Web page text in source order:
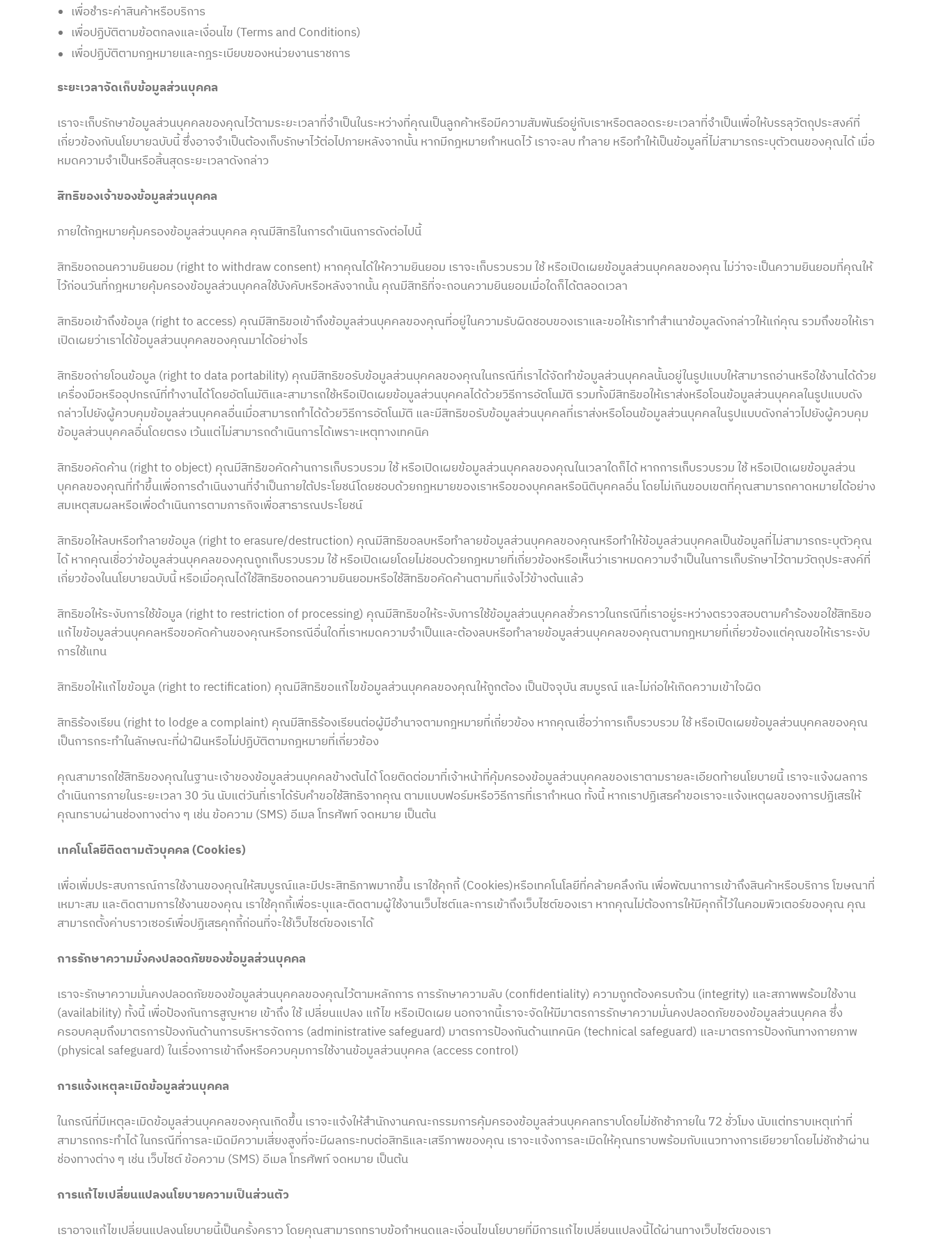
เพื่อชำระค่าสินค้าหรือบริการ
เพื่อปฏิบัติตามข้อตกลงและเงื่อนไข (Terms and Conditions)
เพื่อปฏิบัติตามกฎหมายและกฎระเบียบของหน่วยงานราชการ
ระยะเวลาจัดเก็บข้อมูลส่วนบุคคล
เราจะเก็บรักษาข้อมูลส่วนบุคคลของคุณไว้ตามระยะเวลาที่จำเป็นในระหว่างที่คุณเป็นลูกค้าหรือมีความสัมพันธ์อยู่กับเราหรือตลอดระยะเวลาที่จำเป็นเพื่อให้บรรลุวัตถุประสงค์ที่
เกี่ยวข้องกับนโยบายฉบับนี้ ซึ่งอาจจำเป็นต้องเก็บรักษาไว้ต่อไปภายหลังจากนั้น หากมีกฎหมายกำหนดไว้ เราจะลบ ทำลาย หรือทำให้เป็นข้อมูลที่ไม่สามารถระบุตัวตนของคุณได้ เมื่อ
หมดความจำเป็นหรือสิ้นสุดระยะเวลาดังกล่าว
สิทธิของเจ้าของข้อมูลส่วนบุคคล
ภายใต้กฎหมายคุ้มครองข้อมูลส่วนบุคคล คุณมีสิทธิในการดำเนินการดังต่อไปนี้
สิทธิขอถอนความยินยอม (right to withdraw consent) หากคุณได้ให้ความยินยอม เราจะเก็บรวบรวม ใช้ หรือเปิดเผยข้อมูลส่วนบุคคลของคุณ ไม่ว่าจะเป็นความยินยอมที่คุณให้
ไว้ก่อนวันที่กฎหมายคุ้มครองข้อมูลส่วนบุคคลใช้บังคับหรือหลังจากนั้น คุณมีสิทธิที่จะถอนความยินยอมเมื่อใดก็ได้ตลอดเวลา
สิทธิขอเข้าถึงข้อมูล (right to access) คุณมีสิทธิขอเข้าถึงข้อมูลส่วนบุคคลของคุณที่อยู่ในความรับผิดชอบของเราและขอให้เราทำสำเนาข้อมูลดังกล่าวให้แก่คุณ รวมถึงขอให้เรา
เปิดเผยว่าเราได้ข้อมูลส่วนบุคคลของคุณมาได้อย่างไร
สิทธิขอถ่ายโอนข้อมูล (right to data portability) คุณมีสิทธิขอรับข้อมูลส่วนบุคคลของคุณในกรณีที่เราได้จัดทำข้อมูลส่วนบุคคลนั้นอยู่ในรูปแบบให้สามารถอ่านหรือใช้งานได้ด้วย
เครื่องมือหรืออุปกรณ์ที่ทำงานได้โดยอัตโนมัติและสามารถใช้หรือเปิดเผยข้อมูลส่วนบุคคลได้ด้วยวิธีการอัตโนมัติ รวมทั้งมีสิทธิขอให้เราส่งหรือโอนข้อมูลส่วนบุคคลในรูปแบบดัง
กล่าวไปยังผู้ควบคุมข้อมูลส่วนบุคคลอื่นเมื่อสามารถทำได้ด้วยวิธีการอัตโนมัติ และมีสิทธิขอรับข้อมูลส่วนบุคคลที่เราส่งหรือโอนข้อมูลส่วนบุคคลในรูปแบบดังกล่าวไปยังผู้ควบคุม
ข้อมูลส่วนบุคคลอื่นโดยตรง เว้นแต่ไม่สามารถดำเนินการได้เพราะเหตุทางเทคนิค
สิทธิขอคัดค้าน (right to object) คุณมีสิทธิขอคัดค้านการเก็บรวบรวม ใช้ หรือเปิดเผยข้อมูลส่วนบุคคลของคุณในเวลาใดก็ได้ หากการเก็บรวบรวม ใช้ หรือเปิดเผยข้อมูลส่วน
บุคคลของคุณที่ทำขึ้นเพื่อการดำเนินงานที่จำเป็นภายใต้ประโยชน์โดยชอบด้วยกฎหมายของเราหรือของบุคคลหรือนิติบุคคลอื่น โดยไม่เกินขอบเขตที่คุณสามารถคาดหมายได้อย่าง
สมเหตุสมผลหรือเพื่อดำเนินการตามภารกิจเพื่อสาธารณประโยชน์
สิทธิขอให้ลบหรือทำลายข้อมูล (right to erasure/destruction) คุณมีสิทธิขอลบหรือทำลายข้อมูลส่วนบุคคลของคุณหรือทำให้ข้อมูลส่วนบุคคลเป็นข้อมูลที่ไม่สามารถระบุตัวคุณ
ได้ หากคุณเชื่อว่าข้อมูลส่วนบุคคลของคุณถูกเก็บรวบรวม ใช้ หรือเปิดเผยโดยไม่ชอบด้วยกฎหมายที่เกี่ยวข้องหรือเห็นว่าเราหมดความจำเป็นในการเก็บรักษาไว้ตามวัตถุประสงค์ที่
เกี่ยวข้องในนโยบายฉบับนี้ หรือเมื่อคุณได้ใช้สิทธิขอถอนความยินยอมหรือใช้สิทธิขอคัดค้านตามที่แจ้งไว้ข้างต้นแล้ว
สิทธิขอให้ระงับการใช้ข้อมูล (right to restriction of processing) คุณมีสิทธิขอให้ระงับการใช้ข้อมูลส่วนบุคคลชั่วคราวในกรณีที่เราอยู่ระหว่างตรวจสอบตามคำร้องขอใช้สิทธิขอ
แก้ไขข้อมูลส่วนบุคคลหรือขอคัดค้านของคุณหรือกรณีอื่นใดที่เราหมดความจำเป็นและต้องลบหรือทำลายข้อมูลส่วนบุคคลของคุณตามกฎหมายที่เกี่ยวข้องแต่คุณขอให้เราระงับ
การใช้แทน
สิทธิขอให้แก้ไขข้อมูล (right to rectification) คุณมีสิทธิขอแก้ไขข้อมูลส่วนบุคคลของคุณให้ถูกต้อง เป็นปัจจุบัน สมบูรณ์ และไม่ก่อให้เกิดความเข้าใจผิด
สิทธิร้องเรียน (right to lodge a complaint) คุณมีสิทธิร้องเรียนต่อผู้มีอำนาจตามกฎหมายที่เกี่ยวข้อง หากคุณเชื่อว่าการเก็บรวบรวม ใช้ หรือเปิดเผยข้อมูลส่วนบุคคลของคุณ
เป็นการกระทำในลักษณะที่ฝ่าฝืนหรือไม่ปฏิบัติตามกฎหมายที่เกี่ยวข้อง
คุณสามารถใช้สิทธิของคุณในฐานะเจ้าของข้อมูลส่วนบุคคลข้างต้นได้ โดยติดต่อมาที่เจ้าหน้าที่คุ้มครองข้อมูลส่วนบุคคลของเราตามรายละเอียดท้ายนโยบายนี้ เราจะแจ้งผลการ
ดำเนินการภายในระยะเวลา 30 วัน นับแต่วันที่เราได้รับคำขอใช้สิทธิจากคุณ ตามแบบฟอร์มหรือวิธีการที่เรากำหนด ทั้งนี้ หากเราปฏิเสธคำขอเราจะแจ้งเหตุผลของการปฏิเสธให้
คุณทราบผ่านช่องทางต่าง ๆ เช่น ข้อความ (SMS) อีเมล โทรศัพท์ จดหมาย เป็นต้น
เทคโนโลยีติดตามตัวบุคคล (Cookies)
เพื่อเพิ่มประสบการณ์การใช้งานของคุณให้สมบูรณ์และมีประสิทธิภาพมากขึ้น เราใช้คุกกี้ (Cookies)หรือเทคโนโลยีที่คล้ายคลึงกัน เพื่อพัฒนาการเข้าถึงสินค้าหรือบริการ โฆษณาที่
เหมาะสม และติดตามการใช้งานของคุณ เราใช้คุกกี้เพื่อระบุและติดตามผู้ใช้งานเว็บไซต์และการเข้าถึงเว็บไซต์ของเรา หากคุณไม่ต้องการให้มีคุกกี้ไว้ในคอมพิวเตอร์ของคุณ คุณ
สามารถตั้งค่าบราวเซอร์เพื่อปฏิเสธคุกกี้ก่อนที่จะใช้เว็บไซต์ของเราได้
การรักษาความมั่งคงปลอดภัยของข้อมูลส่วนบุคคล
เราจะรักษาความมั่นคงปลอดภัยของข้อมูลส่วนบุคคลของคุณไว้ตามหลักการ การรักษาความลับ (confidentiality) ความถูกต้องครบถ้วน (integrity) และสภาพพร้อมใช้งาน
(availability) ทั้งนี้ เพื่อป้องกันการสูญหาย เข้าถึง ใช้ เปลี่ยนแปลง แก้ไข หรือเปิดเผย นอกจากนี้เราจะจัดให้มีมาตรการรักษาความมั่นคงปลอดภัยของข้อมูลส่วนบุคคล ซึ่ง
ครอบคลุมถึงมาตรการป้องกันด้านการบริหารจัดการ (administrative safeguard) มาตรการป้องกันด้านเทคนิค (technical safeguard) และมาตรการป้องกันทางกายภาพ
(physical safeguard) ในเรื่องการเข้าถึงหรือควบคุมการใช้งานข้อมูลส่วนบุคคล (access control)
การแจ้งเหตุละเมิดข้อมูลส่วนบุคคล
ในกรณีที่มีเหตุละเมิดข้อมูลส่วนบุคคลของคุณเกิดขึ้น เราจะแจ้งให้สำนักงานคณะกรรมการคุ้มครองข้อมูลส่วนบุคคลทราบโดยไม่ชักช้าภายใน 72 ชั่วโมง นับแต่ทราบเหตุเท่าที่
สามารถกระทำได้ ในกรณีที่การละเมิดมีความเสี่ยงสูงที่จะมีผลกระทบต่อสิทธิและเสรีภาพของคุณ เราจะแจ้งการละเมิดให้คุณทราบพร้อมกับแนวทางการเยียวยาโดยไม่ชักช้าผ่าน
ช่องทางต่าง ๆ เช่น เว็บไซต์ ข้อความ (SMS) อีเมล โทรศัพท์ จดหมาย เป็นต้น
การแก้ไขเปลี่ยนแปลงนโยบายความเป็นส่วนตัว
เราอาจแก้ไขเปลี่ยนแปลงนโยบายนี้เป็นครั้งคราว โดยคุณสามารถทราบข้อกำหนดและเงื่อนไขนโยบายที่มีการแก้ไขเปลี่ยนแปลงนี้ได้ผ่านทางเว็บไซต์ของเรา